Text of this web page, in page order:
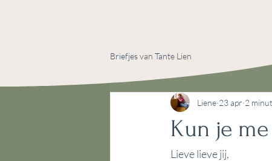
Briefjes van Tante Lien
Kun je
Liene 23 apr 2
Lieve lieve jij,